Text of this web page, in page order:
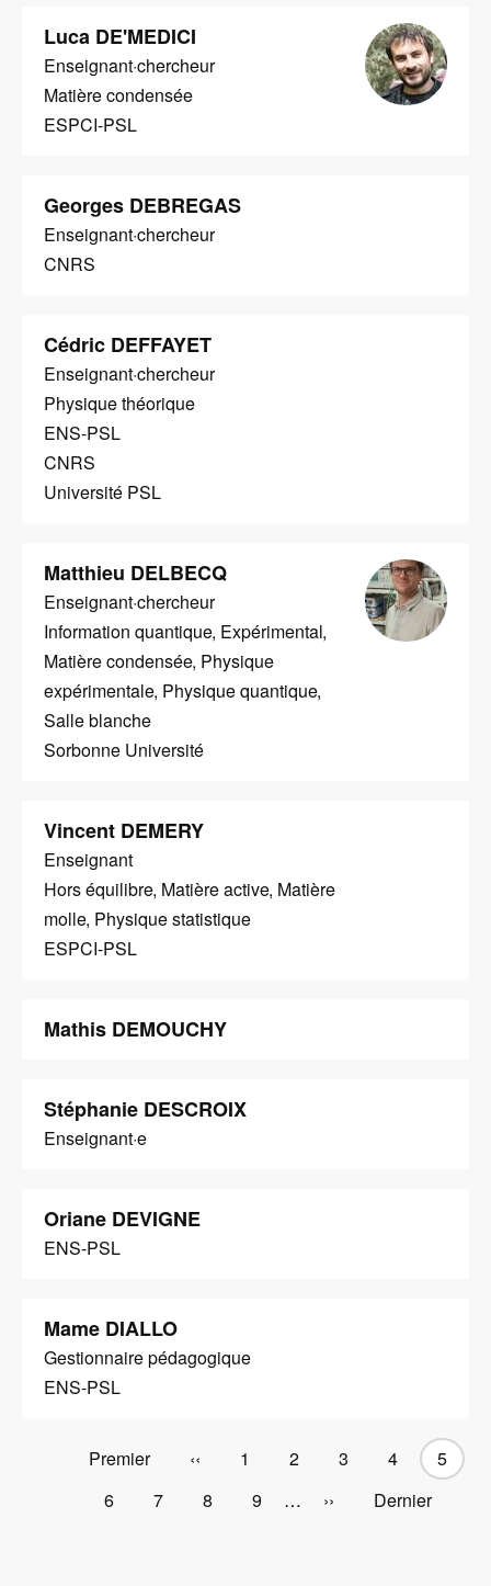
Luca DE'MEDICI
Enseignant·chercheur
Matière condensée
ESPCI-PSL
Image
Georges DEBREGAS
Enseignant·chercheur
CNRS
Cédric DEFFAYET
Enseignant·chercheur
Physique théorique
ENS-PSL
CNRS
Université PSL
Matthieu DELBECQ
Enseignant·chercheur
Information quantique Expérimental
Matière condensée Physique
expérimentale Physique quantique
Salle blanche
Sorbonne Université
Image
Vincent DEMERY
Enseignant
Hors équilibre Matière active Matière
molle Physique statistique
ESPCI-PSL
Mathis DEMOUCHY
Stéphanie DESCROIX
Enseignant·e
Oriane DEVIGNE
ENS-PSL
Mame DIALLO
Gestionnaire pédagogique
ENS-PSL
PaginationPremière
Premier Page
‹‹ Page
1 Page
2 Page
3 Page
4 Page
5
Page
6 Page
7 Page
8 Page
9 … Page
›› Dernière
Dernier